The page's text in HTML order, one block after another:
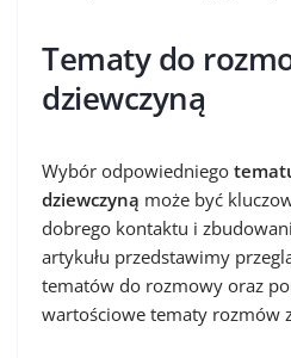
Tematy do
dziewczyną
Wybór odpowiedniego
dziewczyną może być
dobrego kontaktu i
artykułu przedstawimy
tematów do rozmowy oraz
wartościowe tematy rozmów